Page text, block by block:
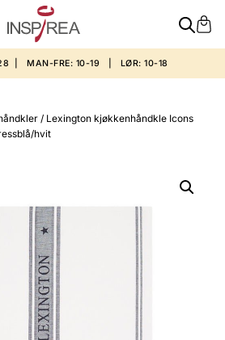
28 | MAN-FRE: 10-19 | LØR: 10-18
/ Lexington kjøkkenhåndkle Icons
hvit